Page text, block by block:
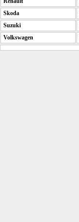
Skoda
Suzuki
Volkswagen